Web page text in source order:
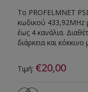
Το PROFELMNET
κωδικού 433,92MHz
έως 4 κανάλια.
διάρκεια και
Τιμή: €20,00